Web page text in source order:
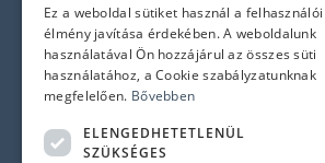
Adatvédelem és Cookie tájékoztató
ÁSZF
Impresszum
Elérhetőségek
Ez a weboldal sütiket használ a felhasználói
élmény javítása érdekében. A weboldalunk
használatával Ön hozzájárul az összes süti
használatához, a Cookie szabályzatunknak
megfelelően. Bővebben
ELENGEDHETETLENÜL
SZÜKSÉGES